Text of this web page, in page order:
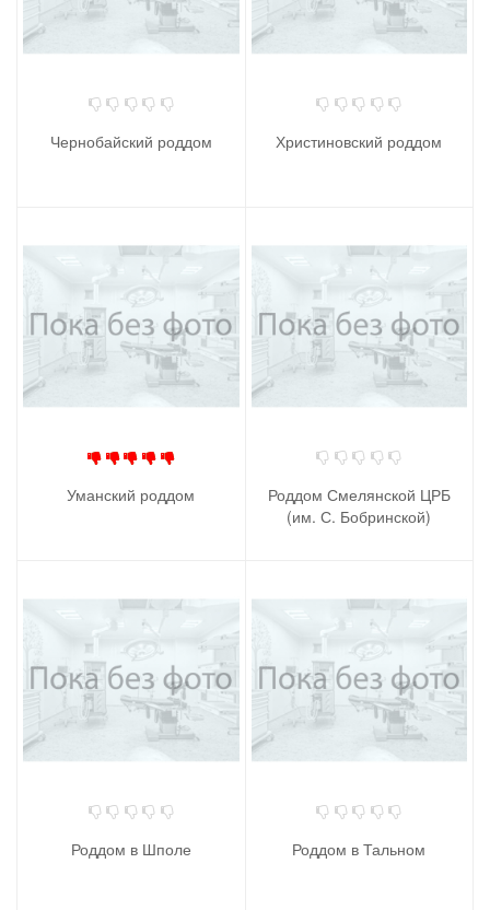
Чернобайский роддом Христиновский роддом
Уманский роддом
Роддом Смелянской ЦРБ
(им. С. Бобринской)
Роддом в Шполе Роддом в Тальном